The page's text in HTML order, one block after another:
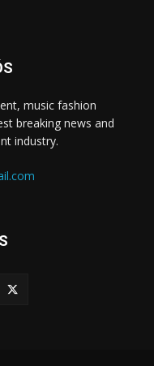
music fashion
breaking news and
industry.